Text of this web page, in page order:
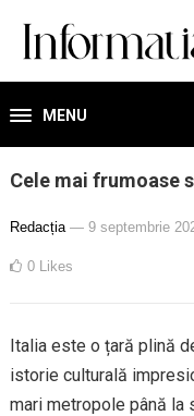
MENU
Cele mai frumoase
Redacția — 9 septembrie
0 Likes
Italia este o țară plină
istorie culturală
mari metropole până